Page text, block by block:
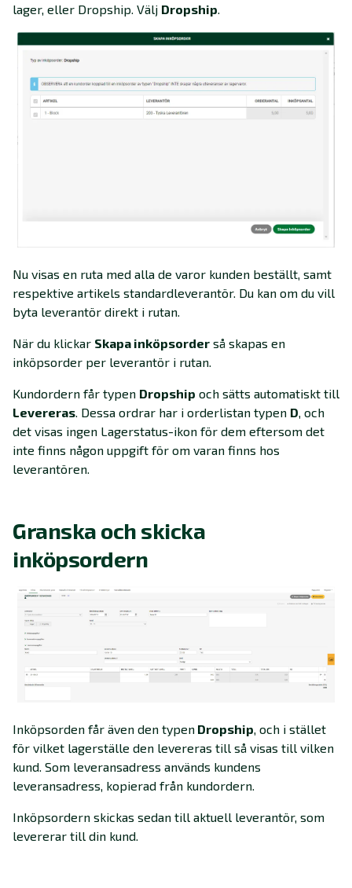
lager, eller Dropship. Välj Dropship.
Nu visas en ruta med alla de varor kunden beställt, samt
respektive artikels standardleverantör. Du kan om du vill
byta leverantör direkt i rutan.
När du klickar Skapa inköpsorder så skapas en
inköpsorder per leverantör i rutan.
Kundordern får typen Dropship och sätts automatiskt till
Levereras. Dessa ordrar har i orderlistan typen D, och
det visas ingen Lagerstatus-ikon för dem eftersom det
inte finns någon uppgift för om varan finns hos
leverantören.
Granska och skicka
inköpsordern
Inköpsorden får även den typen Dropship, och i stället
för vilket lagerställe den levereras till så visas till vilken
kund. Som leveransadress används kundens
leveransadress, kopierad från kundordern.
Inköpsordern skickas sedan till aktuell leverantör, som
levererar till din kund.